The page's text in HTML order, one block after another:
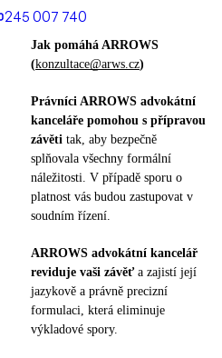
245 007 740
Jak pomáhá ARROWS
(konzultace@arws.cz)
Právníci ARROWS advokátní
kanceláře pomohou s přípravou
závěti tak, aby bezpečně
splňovala všechny formální
náležitosti. V případě sporu o
platnost vás budou zastupovat v
soudním řízení.
ARROWS advokátní kancelář
reviduje vaši závěť a zajistí její
jazykově a právně precizní
formulaci, která eliminuje
výkladové spory.